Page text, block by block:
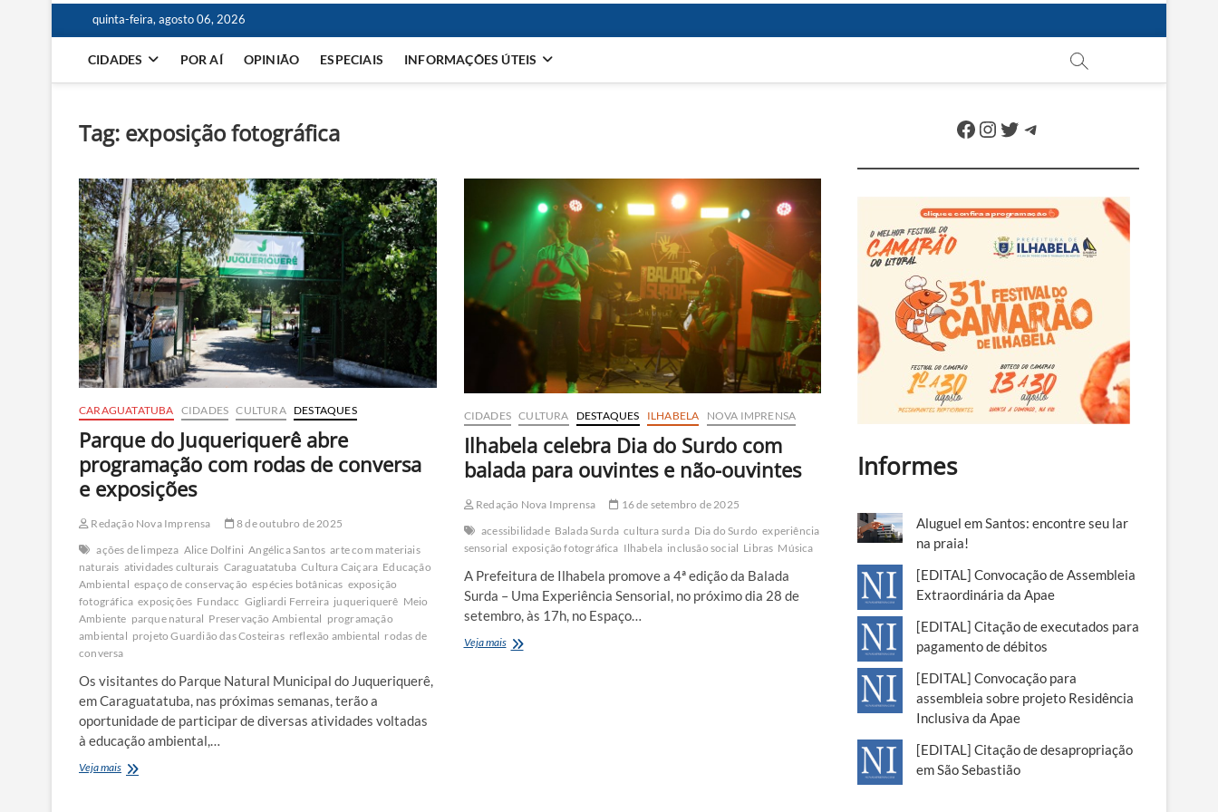
quinta-feira, agosto 06, 2026
CIDADES POR AÍ OPINIÃO ESPECIAIS INFORMAÇÕES ÚTEIS
Tag: exposição fotográfica
CARAGUATATUBA CIDADES CULTURA DESTAQUES
Parque do Juqueriquerê abre
programação com rodas de conversa
e exposições
Redação Nova Imprensa
8 de outubro de 2025
ações de limpeza Alice Dolfini Angélica Santos arte com materiais
naturais atividades culturais Caraguatatuba Cultura Caiçara Educação
Ambiental espaço de conservação espécies botânicas exposição
fotográfica exposições Fundacc Gigliardi Ferreira juqueriquerê Meio
Ambiente parque natural Preservação Ambiental programação
ambiental projeto Guardião das Costeiras reflexão ambiental rodas de
conversa
Os visitantes do Parque Natural Municipal do Juqueriquerê,
em Caraguatatuba, nas próximas semanas, terão a
oportunidade de participar de diversas atividades voltadas
à educação ambiental,…
Veja maisParque
CIDADES CULTURA DESTAQUES ILHABELA NOVA IMPRENSA
Ilhabela celebra Dia do Surdo com
balada para ouvintes e não-ouvintes
Redação Nova Imprensa
16 de setembro de 2025
acessibilidade Balada Surda cultura surda Dia do Surdo experiência
sensorial exposição fotográfica Ilhabela inclusão social Libras Música
A Prefeitura de Ilhabela promove a 4ª edição da Balada
Surda – Uma Experiência Sensorial, no próximo dia 28 de
setembro, às 17h, no Espaço…
Veja maisIlhabela
Facebook
Instagram
Twitter
Telegram
Informes
Aluguel em Santos: encontre seu lar
na praia!
[EDITAL] Convocação de Assembleia
Extraordinária da Apae
[EDITAL] Citação de executados para
pagamento de débitos
[EDITAL] Convocação para
assembleia sobre projeto Residência
Inclusiva da Apae
[EDITAL] Citação de desapropriação
em São Sebastião